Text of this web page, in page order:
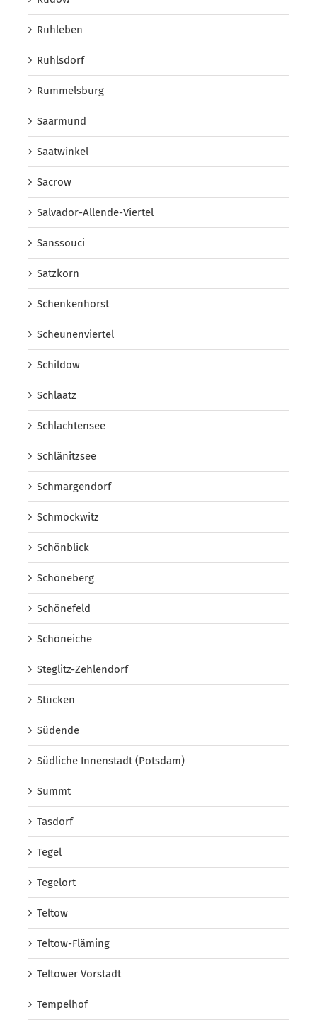
Ruhleben
Ruhlsdorf
Rummelsburg
Saarmund
Saatwinkel
Sacrow
Salvador-Allende-Viertel
Sanssouci
Satzkorn
Schenkenhorst
Scheunenviertel
Schildow
Schlaatz
Schlachtensee
Schlänitzsee
Schmargendorf
Schmöckwitz
Schönblick
Schöneberg
Schönefeld
Schöneiche
Steglitz-Zehlendorf
Stücken
Südende
Südliche Innenstadt (Potsdam)
Summt
Tasdorf
Tegel
Tegelort
Teltow
Teltow-Fläming
Teltower Vorstadt
Tempelhof